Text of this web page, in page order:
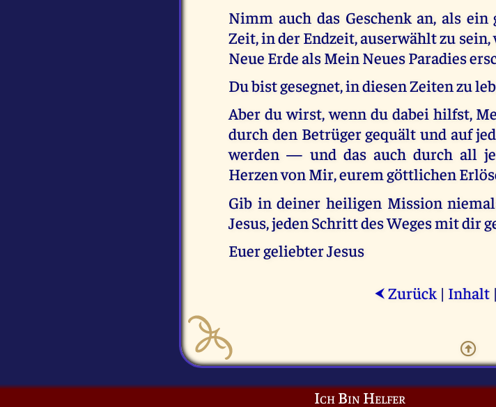
Nimm auch das Geschenk an, als
Zeit, in der Endzeit, auserwählt zu
Neue Erde als Mein Neues Paradies
Du bist gesegnet, in diesen Zeiten zu
Aber du wirst, wenn du dabei hilfst,
durch den Betrüger gequält und auf
werden — und das auch durch all
Herzen von Mir, eurem göttlichen
Gib in deiner heiligen Mission
Jesus, jeden Schritt des Weges mit dir
Euer geliebter Jesus
⮜ Zurück | Inhalt
Ich Bin Helfer